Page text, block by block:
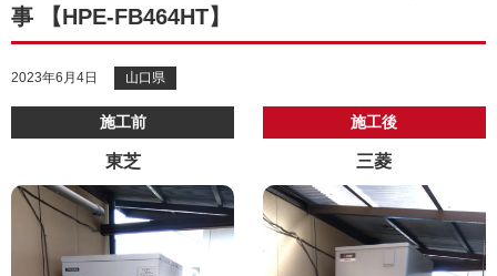
事 【HPE-FB464HT】
2023年6月4日 山口県
施工前
東芝
施工後
三菱